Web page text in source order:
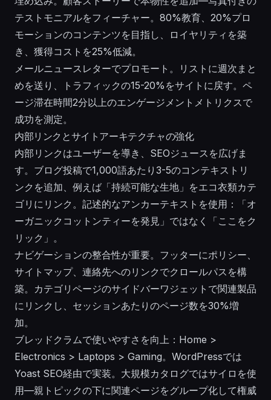
テストモニアルをフィーチャー。80%教育、20%プロ
モーションのコンテンツを目指し、ロイヤリティを築
き、獲得コストを25%低減。
メールニュースレターでプロモート。リストに週次まと
めを送り、トラフィックの15-20%をサイトに戻す。ペ
ージ滞在時間2分以上のエンゲージメントメトリクスで
成功を測定。
内部リンクとサイトアーキテクチャの強化
内部リンクはユーザーを導き、SEOジュースを広げま
す。ブログ投稿で1,000語あたり3-5のコンテキストリ
ンクを追加、例えば「持続可能な生地」をエコ衣類カテ
ゴリにリンク。記述的なアンカーテキストを使用：「オ
ーガニックコットンティーを発見」ではなく「ここをク
リック」。
ナビゲーションの整合性が重要。フッターにポリシー、
サイトマップ、連絡先へのリンクでクロールパスを構
築。カテゴリページのサイドバーワジェットで関連製品
にリンクし、セッションあたりのページ数を30%増
加。
ブレッドクラムで使いやすさを向上：Home >
Electronics > Laptops > Gaming。WordPressでは
Yoast SEO経由で実装。大規模カタログではサイロを使
用—親トピックの下に関連ページをグループ化して権威